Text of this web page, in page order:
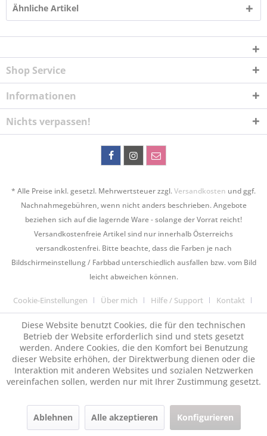
Ähnliche Artikel
Shop Service
Informationen
Nichts verpassen!
* Alle Preise inkl. gesetzl. Mehrwertsteuer zzgl.Versandkosten und ggf.
Nachnahmegebühren, wenn nicht anders beschrieben. Angebote
beziehen sich auf die lagernde Ware - solange der Vorrat reicht!
Versandkostenfreie Artikel sind nur innerhalb Österreichs
versandkostenfrei. Bitte beachte, dass die Farben je nach
Bildschirmeinstellung / Farbbad unterschiedlich ausfallen bzw. vom Bild
leicht abweichen können.
Cookie-Einstellungen Über mich Hilfe / Support
Kontakt
Versand und Zahlungsbedingungen
Vertrag widerrufen
Widerrufsrecht / Rückgabe
Datenschutzerklärung
AGB
Impressum
Realisiert mit Shopware
Diese Website benutzt Cookies, die für den technischen
Betrieb der Website erforderlich sind und stets gesetzt
werden. Andere Cookies, die den Komfort bei Benutzung
dieser Website erhöhen, der Direktwerbung dienen oder die
Interaktion mit anderen Websites und sozialen Netzwerken
vereinfachen sollen, werden nur mit Ihrer Zustimmung gesetzt.
Ablehnen Alle akzeptieren Konfigurieren